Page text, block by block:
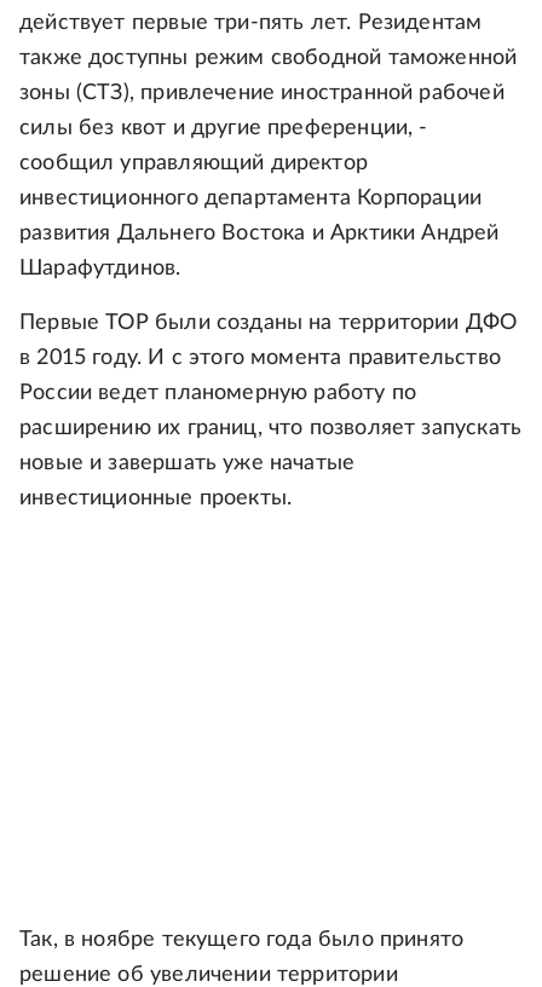
действует первые три-пять лет. Резидентам
также доступны режим свободной таможенной
зоны (СТЗ), привлечение иностранной рабочей
силы без квот и другие преференции, -
сообщил управляющий директор
инвестиционного департамента Корпорации
развития Дальнего Востока и Арктики Андрей
Шарафутдинов.
Первые ТОР были созданы на территории ДФО
в 2015 году. И с этого момента правительство
России ведет планомерную работу по
расширению их границ, что позволяет запускать
новые и завершать уже начатые
инвестиционные проекты.
Так, в ноябре текущего года было принято
решение об увеличении территории